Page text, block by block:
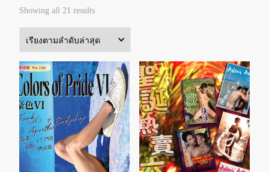
Showing all 21 resultsSorted
latest